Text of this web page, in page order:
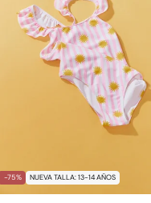
-75% NUEVA TALLA: 13-14 AÑOS